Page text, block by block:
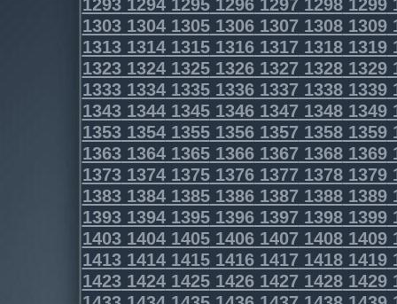
1303130413051306130713081309
1313131413151316131713181319
1323132413251326132713281329
1333133413351336133713381339
1343134413451346134713481349
1353135413551356135713581359
1363136413651366136713681369
1373137413751376137713781379
1383138413851386138713881389
1393139413951396139713981399
1403140414051406140714081409
1413141414151416141714181419
1423142414251426142714281429